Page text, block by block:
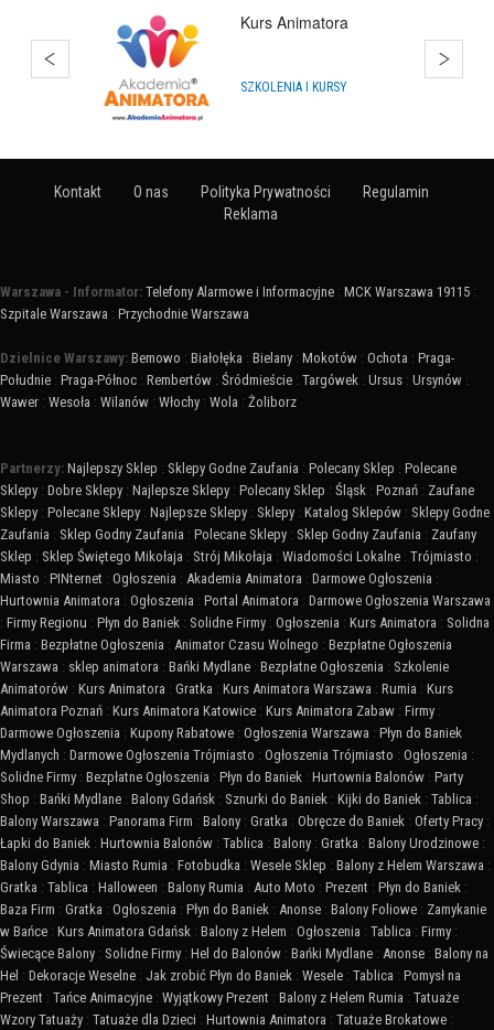
Kurs Animatora
SZKOLENIA I KURSY
Kontakt O nas Polityka Prywatności
Regulamin
Reklama
Warszawa - Informator: Telefony Alarmowe i Informacyjne : MCK Warszawa 19115 :
Szpitale Warszawa : Przychodnie Warszawa
Dzielnice Warszawy: Bemowo : Białołęka : Bielany : Mokotów : Ochota : Praga-
Południe : Praga-Północ : Rembertów : Śródmieście : Targówek : Ursus : Ursynów :
Wawer : Wesoła : Wilanów : Włochy : Wola : Żoliborz
Partnerzy: Najlepszy Sklep : Sklepy Godne Zaufania : Polecany Sklep : Polecane
Sklepy : Dobre Sklepy : Najlepsze Sklepy : Polecany Sklep : Śląsk : Poznań : Zaufane
Sklepy : Polecane Sklepy : Najlepsze Sklepy : Sklepy : Katalog Sklepów : Sklepy Godne
Zaufania : Sklep Godny Zaufania : Polecane Sklepy : Sklep Godny Zaufania : Zaufany
Sklep : Sklep Świętego Mikołaja : Strój Mikołaja : Wiadomości Lokalne : Trójmiasto :
Miasto : PINternet : Ogłoszenia : Akademia Animatora : Darmowe Ogłoszenia :
Hurtownia Animatora : Ogłoszenia : Portal Animatora : Darmowe Ogłoszenia Warszawa
: Firmy Regionu : Płyn do Baniek : Solidne Firmy : Ogłoszenia : Kurs Animatora : Solidna
Firma : Bezpłatne Ogłoszenia : Animator Czasu Wolnego : Bezpłatne Ogłoszenia
Warszawa : sklep animatora : Bańki Mydlane : Bezpłatne Ogłoszenia : Szkolenie
Animatorów : Kurs Animatora : Gratka : Kurs Animatora Warszawa : Rumia : Kurs
Animatora Poznań : Kurs Animatora Katowice : Kurs Animatora Zabaw : Firmy :
Darmowe Ogłoszenia : Kupony Rabatowe : Ogłoszenia Warszawa : Płyn do Baniek
Mydlanych : Darmowe Ogłoszenia Trójmiasto : Ogłoszenia Trójmiasto : Ogłoszenia :
Solidne Firmy : Bezpłatne Ogłoszenia : Płyn do Baniek : Hurtownia Balonów : Party
Shop : Bańki Mydlane : Balony Gdańsk : Sznurki do Baniek : Kijki do Baniek : Tablica :
Balony Warszawa : Panorama Firm : Balony : Gratka : Obręcze do Baniek : Oferty Pracy :
Łapki do Baniek : Hurtownia Balonów : Tablica : Balony : Gratka : Balony Urodzinowe :
Balony Gdynia : Miasto Rumia : Fotobudka : Wesele Sklep : Balony z Helem Warszawa :
Gratka : Tablica : Halloween : Balony Rumia : Auto Moto : Prezent : Płyn do Baniek :
Baza Firm : Gratka : Ogłoszenia : Płyn do Baniek : Anonse : Balony Foliowe : Zamykanie
w Bańce : Kurs Animatora Gdańsk : Balony z Helem : Ogłoszenia : Tablica : Firmy :
Świecące Balony : Solidne Firmy : Hel do Balonów : Bańki Mydlane : Anonse : Balony na
Hel : Dekoracje Weselne : Jak zrobić Płyn do Baniek : Wesele : Tablica : Pomysł na
Prezent : Tańce Animacyjne : Wyjątkowy Prezent : Balony z Helem Rumia : Tatuaże :
Wzory Tatuaży : Tatuaże dla Dzieci : Hurtownia Animatora : Tatuaże Brokatowe :